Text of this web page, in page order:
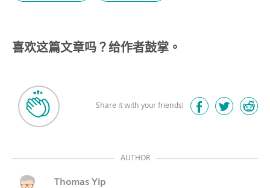
喜欢这篇文章吗？给作者鼓掌。
Share it with your friends!
AUTHOR
Thomas Yip